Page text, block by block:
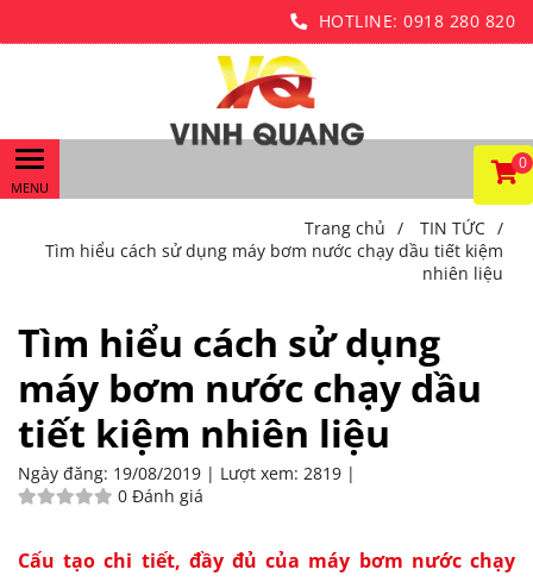
HOTLINE: 0918 280 820
0
Trang chủ / TIN TỨC /
Tìm hiểu cách sử dụng máy bơm nước chạy dầu tiết kiệm
nhiên liệu
Tìm hiểu cách sử dụng
máy bơm nước chạy dầu
tiết kiệm nhiên liệu
Ngày đăng: 19/08/2019 | Lượt xem: 2819 |
0 Đánh giá
Cấu tạo chi tiết, đầy đủ của máy bơm nước chạy